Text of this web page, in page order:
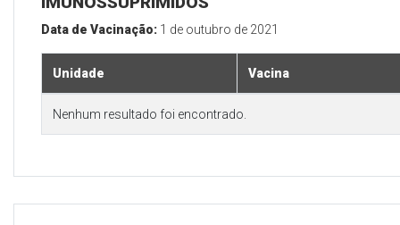
Data de Vacinação: 1 de outubro de 2021
Unidade Vacina
Nenhum resultado foi encontrado.